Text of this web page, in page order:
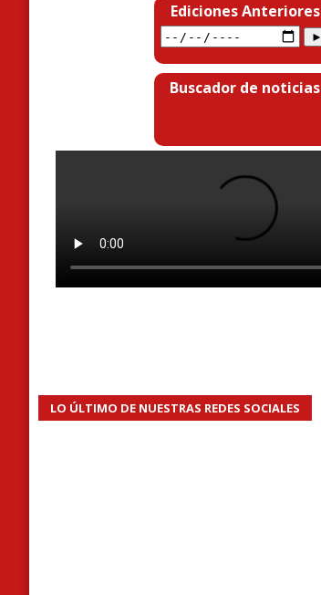
Ediciones Anteriores
Buscador de noticias
LO ÚLTIMO DE NUESTRAS REDES SOCIALES